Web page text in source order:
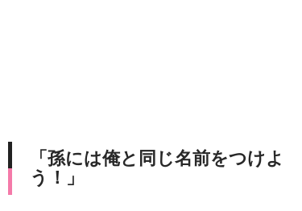
「孫には俺と同じ名前をつけよ
う！」